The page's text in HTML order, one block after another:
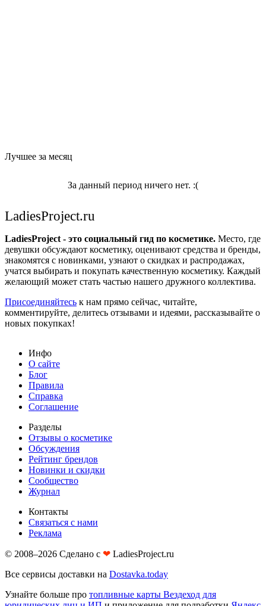
Лучшее за месяц
За данный период ничего нет. :(
LadiesProject.ru
LadiesProject - это социальный гид по косметике. Место, где
девушки обсуждают косметику, оценивают средства и бренды,
знакомятся с новинками, узнают о скидках и распродажах,
учатся выбирать и покупать качественную косметику. Каждый
желающий может стать частью нашего дружного коллектива.
Присоединяйтесь к нам прямо сейчас, читайте,
комментируйте, делитесь отзывами и идеями, рассказывайте о
новых покупках!
Инфо
О сайте
Блог
Правила
Справка
Соглашение
Разделы
Отзывы о косметике
Обсуждения
Рейтинг брендов
Новинки и скидки
Сообщество
Журнал
Контакты
Связаться с нами
Реклама
© 2008–2026 Сделано с ❤︎ LadiesProject.ru
Все сервисы доставки на Dostavka.today
Узнайте больше про топливные карты Вездеход для